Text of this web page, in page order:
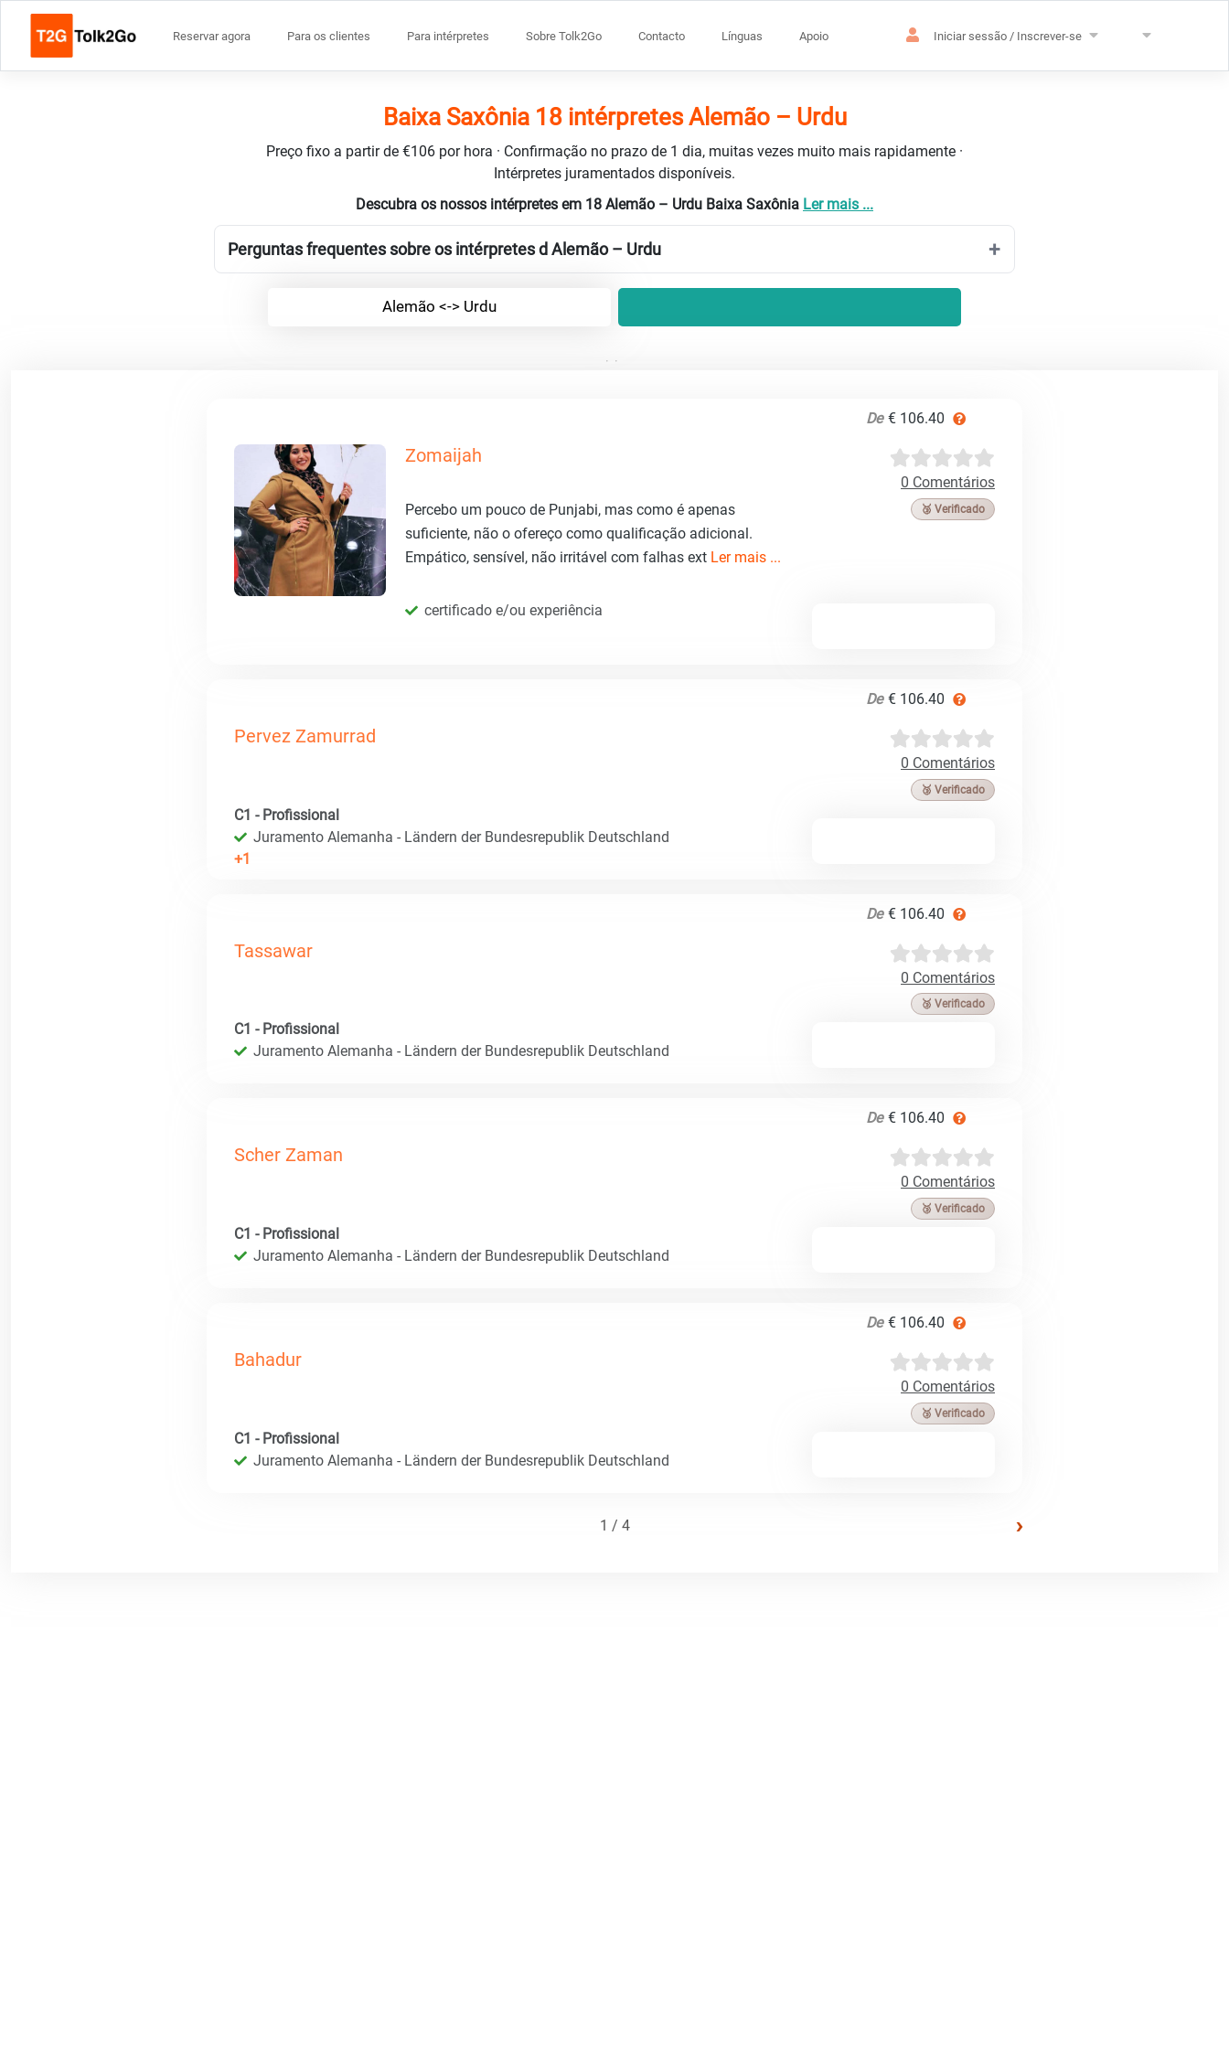
Reservar agora Para os clientes Para intérpretes Sobre Tolk2Go Contacto Línguas Apoio Iniciar sessão / Inscrever-se
Baixa Saxônia 18 intérpretes Alemão – Urdu
Preço fixo a partir de €106 por hora · Confirmação no prazo de 1 dia, muitas vezes muito mais rapidamente ·
Intérpretes juramentados disponíveis.
Descubra os nossos intérpretes em 18 Alemão – Urdu Baixa Saxônia Ler mais ...
Perguntas frequentes sobre os intérpretes d Alemão – Urdu
Alemão <-> Urdu
De € 106.40
Zomaijah
0 Comentários
🥉 Verificado
Percebo um pouco de Punjabi, mas como é apenas
suficiente, não o ofereço como qualificação adicional.
Empático, sensível, não irritável com falhas ext Ler mais ...
certificado e/ou experiência
De € 106.40
Pervez Zamurrad
0 Comentários
🥉 Verificado
C1 - Profissional
Juramento Alemanha - Ländern der Bundesrepublik Deutschland
+1
De € 106.40
Tassawar
0 Comentários
🥉 Verificado
C1 - Profissional
Juramento Alemanha - Ländern der Bundesrepublik Deutschland
De € 106.40
Scher Zaman
0 Comentários
🥉 Verificado
C1 - Profissional
Juramento Alemanha - Ländern der Bundesrepublik Deutschland
De € 106.40
Bahadur
0 Comentários
🥉 Verificado
C1 - Profissional
Juramento Alemanha - Ländern der Bundesrepublik Deutschland
1 / 4 ›